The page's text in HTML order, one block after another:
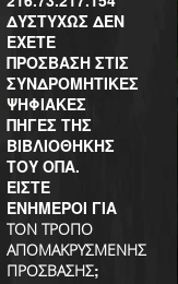
ΔΥΣΤΥΧΩΣ ΔΕΝ
ΕΧΕΤΕ
ΠΡΟΣΒΑΣΗ ΣΤΙΣ
ΣΥΝΔΡΟΜΗΤΙΚΕΣ
ΨΗΦΙΑΚΕΣ
ΠΗΓΕΣ ΤΗΣ
ΒΙΒΛΙΟΘΗΚΗΣ
ΤΟΥ ΟΠΑ.
ΕΙΣΤΕ
ΕΝΗΜΕΡΟΙ ΓΙΑ
ΤΟΝ ΤΡΟΠΟ
ΑΠΟΜΑΚΡΥΣΜΕΝΗΣ
ΠΡΟΣΒΑΣΗΣ;